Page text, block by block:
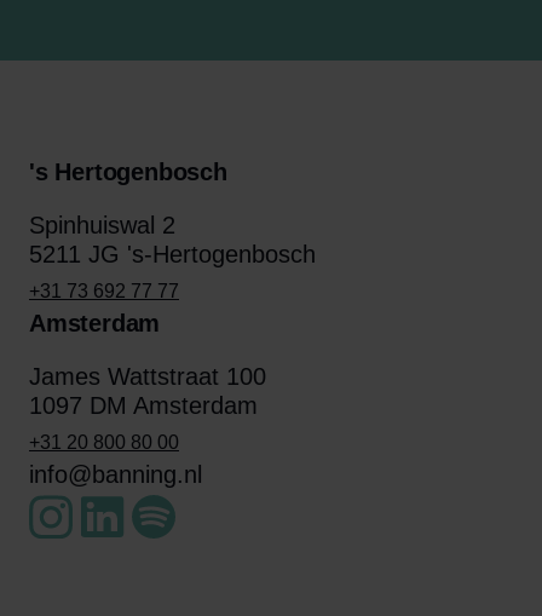
's Hertogenbosch
Spinhuiswal 2
5211 JG 's-Hertogenbosch
+31 73 692 77 77
Amsterdam
James Wattstraat 100
1097 DM Amsterdam
+31 20 800 80 00
info@banning.nl